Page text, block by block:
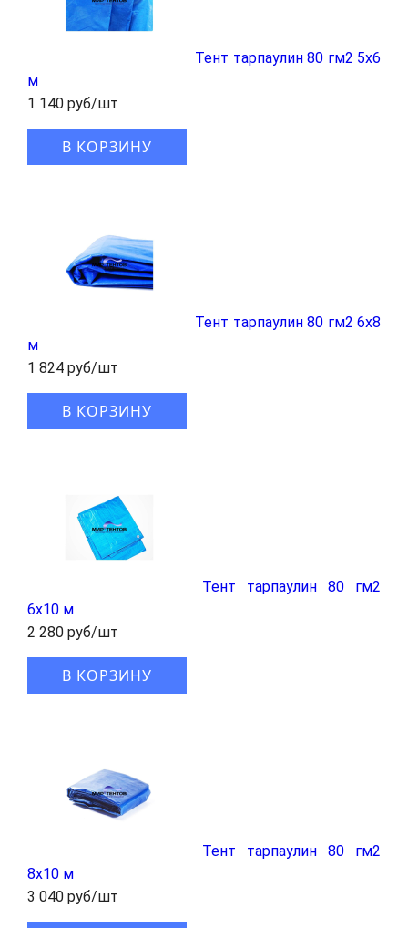
Тент тарпаулин 80 гм2 5х6
м
1 140 руб/шт
В КОРЗИНУ
Тент тарпаулин 80 гм2 6x8
м
1 824 руб/шт
В КОРЗИНУ
Тент тарпаулин 80 гм2
6x10 м
2 280 руб/шт
В КОРЗИНУ
Тент тарпаулин 80 гм2
8x10 м
3 040 руб/шт